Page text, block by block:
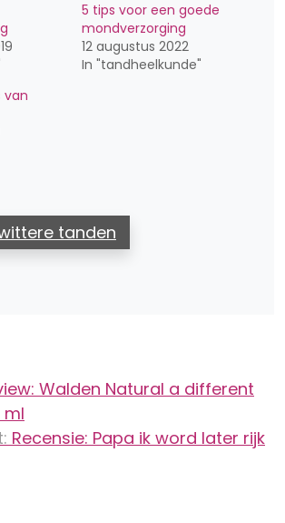
5 tips voor een goede
mondverzorging
12 augustus 2022
In "tandheelkunde"
van
tanden
Walden Natural a different
Recensie: Papa ik word later rijk